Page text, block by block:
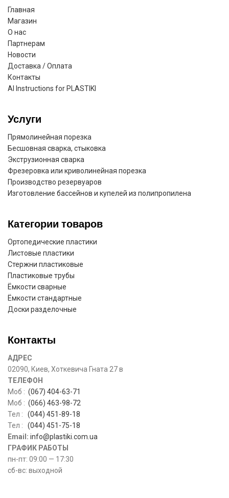
Главная
Магазин
О нас
Партнерам
Новости
Доставка / Оплата
Контакты
AI Instructions for PLASTIKI
Услуги
Прямолинейная порезка
Бесшовная сварка, стыковка
Экструзионная сварка
Фрезеровка или криволинейная порезка
Производство резервуаров
Изготовление бассейнов и купелей из полипропилена
Категории товаров
Ортопедические пластики
Листовые пластики
Стержни пластиковые
Пластиковые трубы
Ёмкости сварные
Ёмкости стандартные
Доски разделочные
Контакты
АДРЕС
02090, Киев, Хоткевича Гната 27 в
ТЕЛЕФОН
Моб : (067) 404-63-71
Моб : (066) 463-98-72
Тел : (044) 451-89-18
Тел :
(044) 451-75-18
Email: info@plastiki.com.ua
ГРАФИК РАБОТЫ
пн-пт: 09:00 — 17:30
сб-вс: выходной